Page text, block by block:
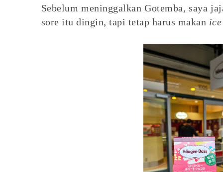
Sebelum meninggalkan Gotemba, saya
sore itu dingin, tapi tetap harus makan